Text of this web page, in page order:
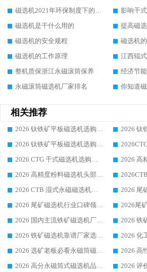
磁选机2021年环保制度下的发展出路
影响干
磁选机是干什么用的
磁选机的安全规程
磁选机
磁选机的工作原理
江西辊
整机质保浙江永磁滚筒保养
经济节
永磁滚筒磁选机厂家排名
你知道
相关推荐
2026 钛铁矿平板磁选机选购全攻略 市场公认优质品牌厂家实力排行榜
2026 钛铁矿平板磁选机选购指南 行业口碑优选品牌生产企业实力排行榜
2026 CTG 干式磁选机选购指南|行业口碑靠谱生产厂家领域强者推荐
2026 高精度粉料磁选机头部厂家选购指南 行业口碑靠谱品牌推荐 领域强者华体会手机网页版-华体会(中国) 解析
2026 CTB 湿式永磁磁选机选购指南|行业口碑良好品牌推荐，领域强者华体会手机网页版-华体会(中国)
2026 尾矿磁选机行业口碑领域强者，源头直供国内主流厂家华体会手机网页版-华体会(中国) 一站式服务
2026 国内主流铁矿磁选机厂家选购指南|行业口碑好品牌推荐，领域强者华体会手机网页版-华体会(中国)
2026 铁矿磁选机靠谱厂家选购指南，领域强者华体会手机网页版-华体会(中国) 铁矿磁选机性价比高
2026 选矿老板必看永磁筒磁选机推荐 行业头部品牌口碑设备选购全攻略
2026 高分永磁筒式磁选机品牌推荐 选矿设备强者对比测评采购避坑全攻略